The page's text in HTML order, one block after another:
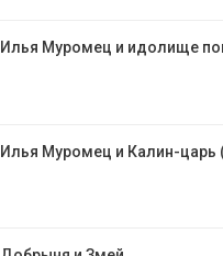
Илья Муромец и идолище
Илья Муромец и Калин-царь